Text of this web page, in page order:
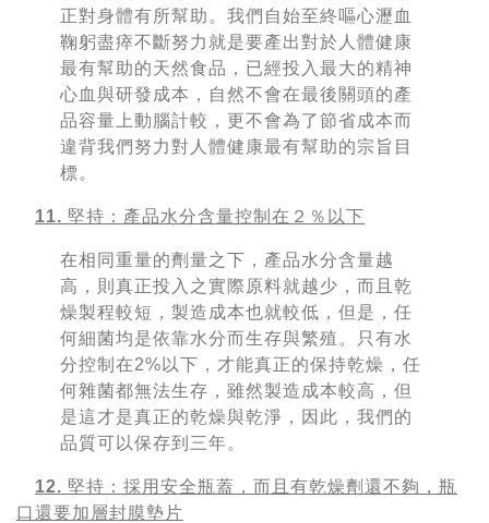
正對身體有所幫助。我們自始至終嘔心瀝血
鞠躬盡瘁不斷努力就是要產出對於人體健康
最有幫助的天然食品，已經投入最大的精神
心血與研發成本，自然不會在最後關頭的產
品容量上動腦計較，更不會為了節省成本而
違背我們努力對人體健康最有幫助的宗旨目
標。
11. 堅持：產品水分含量控制在２％以下
在相同重量的劑量之下，產品水分含量越
高，則真正投入之實際原料就越少，而且乾
燥製程較短，製造成本也就較低，但是，任
何細菌均是依靠水分而生存與繁殖。只有水
分控制在2%以下，才能真正的保持乾燥，任
何雜菌都無法生存，雖然製造成本較高，但
是這才是真正的乾燥與乾淨，因此，我們的
品質可以保存到三年。
12. 堅持：採用安全瓶蓋，而且有乾燥劑還不夠，瓶
口還要加層封膜墊片